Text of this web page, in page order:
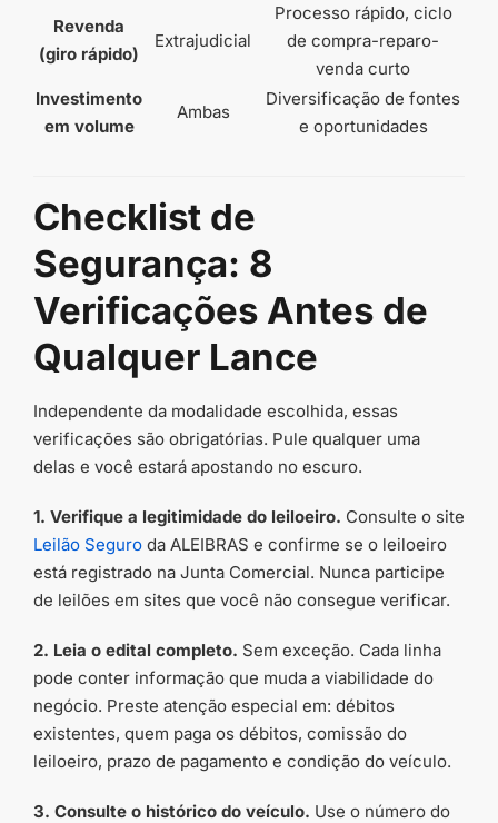
Revenda
(giro rápido)
Extrajudicial
Processo rápido, ciclo
de compra-reparo-
venda curto
Investimento
em volume
Ambas
Diversificação de fontes
e oportunidades
Checklist de
Segurança: 8
Verificações Antes de
Qualquer Lance
Independente da modalidade escolhida, essas
verificações são obrigatórias. Pule qualquer uma
delas e você estará apostando no escuro.
1. Verifique a legitimidade do leiloeiro. Consulte o site
Leilão Seguro da ALEIBRAS e confirme se o leiloeiro
está registrado na Junta Comercial. Nunca participe
de leilões em sites que você não consegue verificar.
2. Leia o edital completo. Sem exceção. Cada linha
pode conter informação que muda a viabilidade do
negócio. Preste atenção especial em: débitos
existentes, quem paga os débitos, comissão do
leiloeiro, prazo de pagamento e condição do veículo.
3. Consulte o histórico do veículo. Use o número do